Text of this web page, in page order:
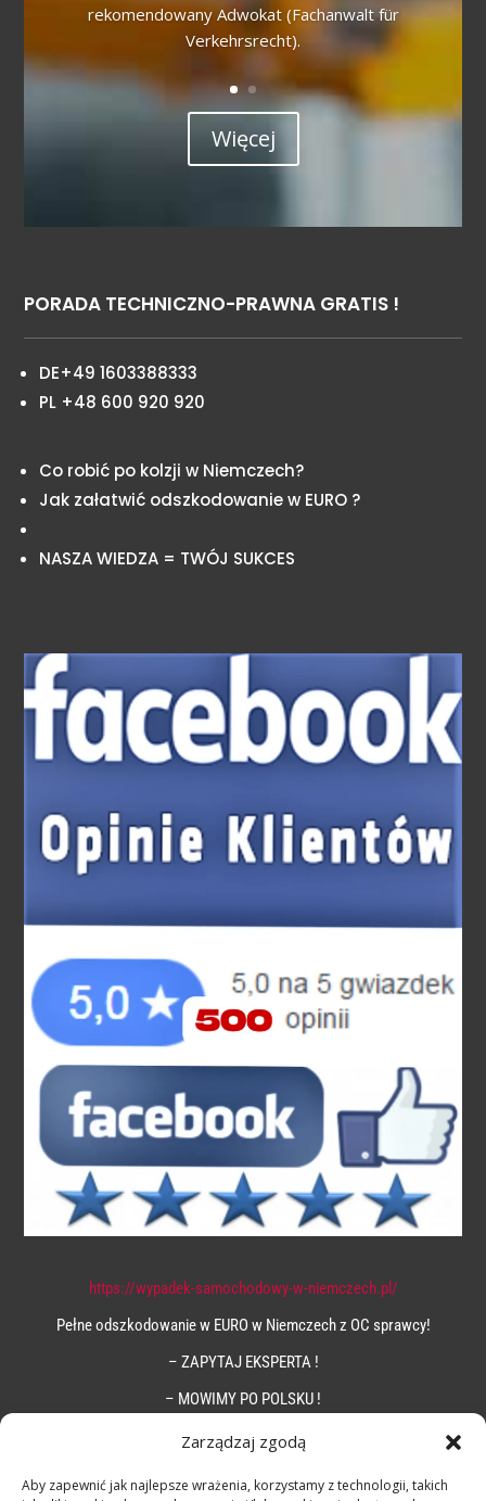
Zarządzaj zgodą
Aby zapewnić jak najlepsze wrażenia, korzystamy z technologii, takich
rekomendowany Adwokat (Fachanwalt für
Verkehrsrecht).
Więcej
PORADA TECHNICZNO-PRAWNA GRATIS !
DE+49 1603388333
PL +48 600 920 920
Co robić po kolzji w Niemczech?
Jak załatwić odszkodowanie w EURO ?
NASZA WIEDZA = TWÓJ SUKCES
https://wypadek-samochodowy-w-niemczech.pl/
Pełne odszkodowanie w EURO w Niemczech z OC sprawcy!
– ZAPYTAJ EKSPERTA !
– MOWIMY PO POLSKU !